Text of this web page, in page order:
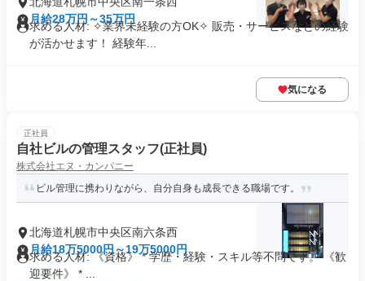
月給28万円～35万円
求める人材: ✧業界未経験の方OK✧ 販売・サービスなどの経験
が活かせます！ 経験年...
気になる
正社員
自社ビルの管理スタッフ(正社員)
株式会社エヌ・カンパニー
ビル管理に携わりながら、自分自身も成長できる職場です。
北海道札幌市中央区南六条西
月給18万5000円～19万5000円
求める人材: 《資格》 * 学歴・経験・スキル等不問です。 《歓
迎要件》 * ...